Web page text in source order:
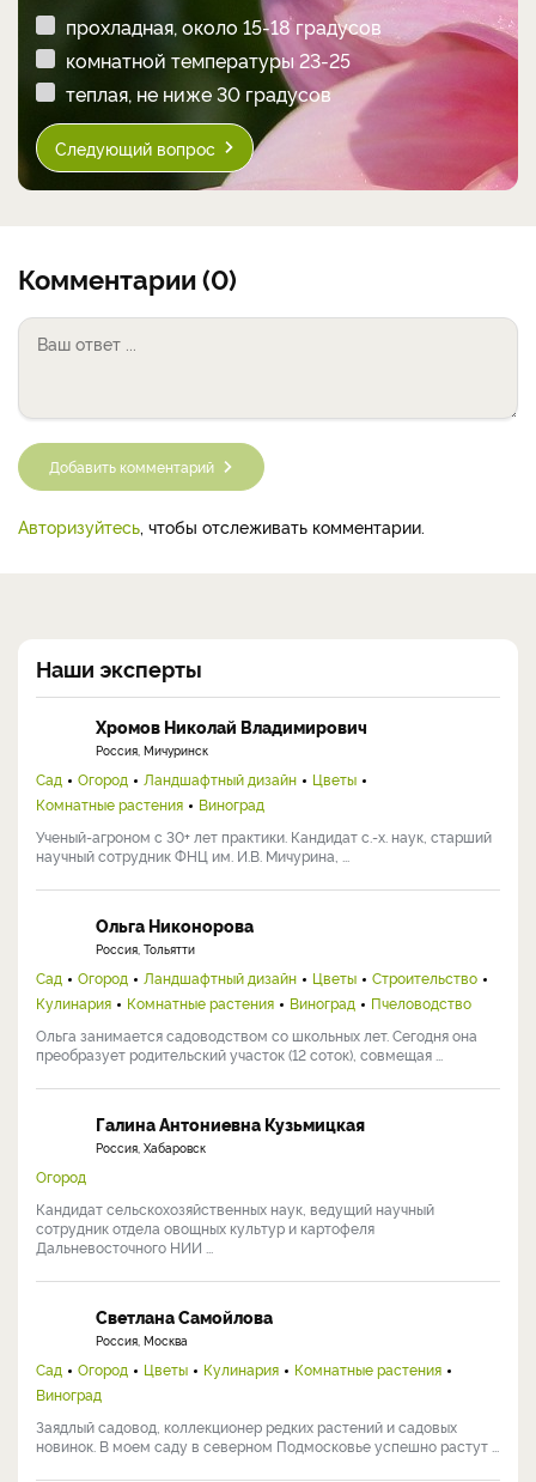
прохладная, около 15-18 градусов
комнатной температуры 23-25
теплая, не ниже 30 градусов
Следующий вопрос
Комментарии (0)
Добавить комментарий
Авторизуйтесь, чтобы отслеживать комментарии.
Наши эксперты
Хромов Николай Владимирович
Россия, Мичуринск
Сад Огород Ландшафтный дизайн
Цветы
Комнатные растения
Виноград
Ученый-агроном с 30+ лет практики. Кандидат с.-х. наук, старший
научный сотрудник ФНЦ им. И.В. Мичурина, ...
Ольга Никонорова
Россия, Тольятти
Сад Огород Ландшафтный дизайн Цветы
Строительство
Кулинария
Комнатные растения Виноград
Пчеловодство
Ольга занимается садоводством со школьных лет. Сегодня она
преобразует родительский участок (12 соток), совмещая ...
Галина Антониевна Кузьмицкая
Россия, Хабаровск
Огород
Кандидат сельскохозяйственных наук, ведущий научный
сотрудник отдела овощных культур и картофеля
Дальневосточного НИИ ...
Светлана Самойлова
Россия, Москва
Сад Огород Цветы Кулинария
Комнатные растения
Виноград
Заядлый садовод, коллекционер редких растений и садовых
новинок. В моем саду в северном Подмосковье успешно растут ...